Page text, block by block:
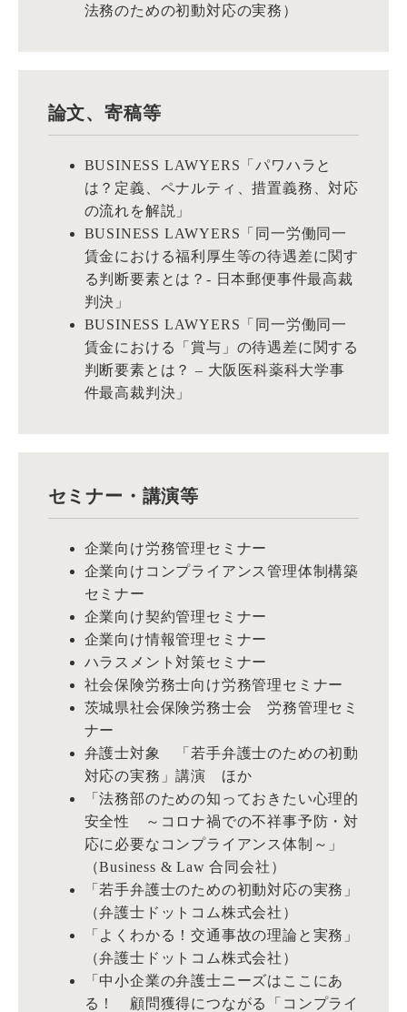
法務のための初動対応の実務）
論文、寄稿等
BUSINESS LAWYERS「パワハラと
は？定義、ペナルティ、措置義務、対応
の流れを解説」
BUSINESS LAWYERS「同一労働同一
賃金における福利厚生等の待遇差に関す
る判断要素とは？- 日本郵便事件最高裁
判決」
BUSINESS LAWYERS「同一労働同一
賃金における「賞与」の待遇差に関する
判断要素とは？ – 大阪医科薬科大学事
件最高裁判決」
セミナー・講演等
企業向け労務管理セミナー
企業向けコンプライアンス管理体制構築
セミナー
企業向け契約管理セミナー
企業向け情報管理セミナー
ハラスメント対策セミナー
社会保険労務士向け労務管理セミナー
茨城県社会保険労務士会 労務管理セミ
ナー
弁護士対象 「若手弁護士のための初動
対応の実務」講演 ほか
「法務部のための知っておきたい心理的
安全性 ～コロナ禍での不祥事予防・対
応に必要なコンプライアンス体制～」
（Business & Law 合同会社）
「若手弁護士のための初動対応の実務」
（弁護士ドットコム株式会社）
「よくわかる！交通事故の理論と実務」
（弁護士ドットコム株式会社）
「中小企業の弁護士ニーズはここにあ
る！ 顧問獲得につながる「コンプライ